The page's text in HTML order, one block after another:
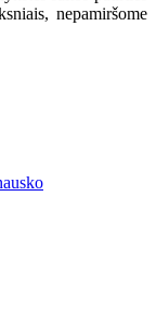
nepamiršome